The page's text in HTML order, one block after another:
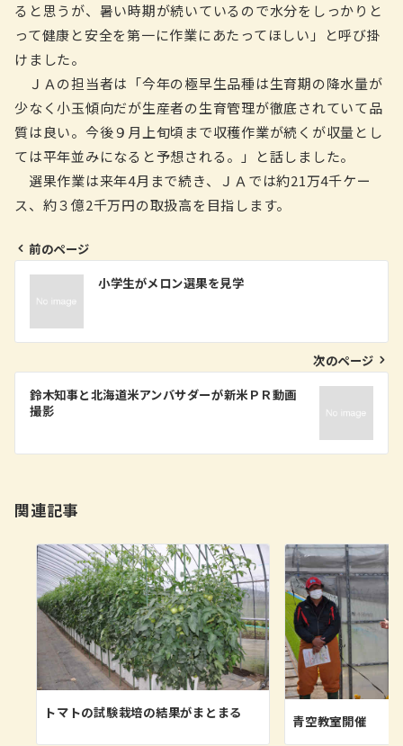
ると思うが、暑い時期が続いているので水分をしっかりと
って健康と安全を第一に作業にあたってほしい」と呼び掛
けました。
ＪＡの担当者は「今年の極早生品種は生育期の降水量が
少なく小玉傾向だが生産者の生育管理が徹底されていて品
質は良い。今後９月上旬頃まで収穫作業が続くが収量とし
ては平年並みになると予想される。」と話しました。
選果作業は来年4月まで続き、ＪＡでは約21万4千ケー
ス、約３億2千万円の取扱高を目指します。
投
ナ
ゲ
ー
ン
前のページ
小学生がメロン選果を見学
次のページ
鈴木知事と北海道米アンバサダーが新米ＰＲ動画
撮影
関連記事
トマトの試験栽培の結果がまとまる
青空教室開催